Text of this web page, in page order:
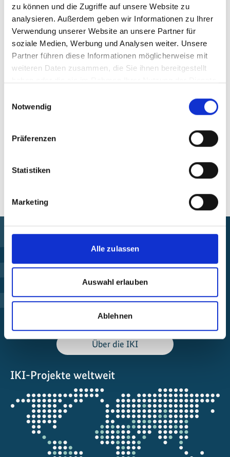
zu können und die Zugriffe auf unsere Website zu
analysieren. Außerdem geben wir Informationen zu Ihrer
Verwendung unserer Website an unsere Partner für
soziale Medien, Werbung und Analysen weiter. Unsere
Partner führen diese Informationen möglicherweise mit
weiteren Daten zusammen, die Sie ihnen bereitgestellt
Notwendig
Präferenzen
Statistiken
Marketing
Alle zulassen
Auswahl erlauben
Ablehnen
Projekt
MENALINKS: Ambitionierter Erneuerbaren-Ausbau
und effiziente Sektorkopplung in der MENA-
Region
Alle Veranstaltungen im Überblick
Projekt steuern
Beschwerde einreichen
Über die IKI
IKI-Projekte weltweit
Öffnet
die
Projektkarte